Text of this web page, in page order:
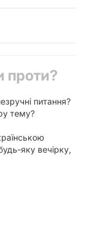
проти?
питання?
тему?
яку вечірку,